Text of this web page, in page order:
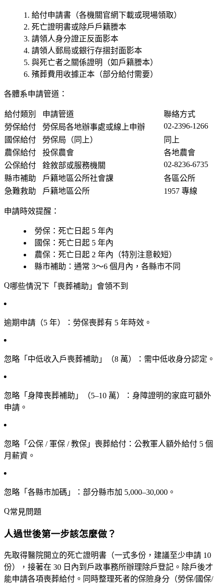
給付申請書（各機關官網下載或現場領取）
死亡證明書或除戶戶籍謄本
請領人身分證正反面影本
請領人郵局或銀行存摺封面影本
與死亡者之關係證明（如戶籍謄本）
殯葬費用收據正本（部分給付需要）
各體系申請管道：
給付類別 申請管道
聯絡方式
勞保給付
勞保局各地辦事處或線上申辦
02-2396-1266
國保給付
勞保局（同上）
同上
農保給付
投保農會
各地農會
公保給付
銓敘部或服務機關
02-8236-6735
縣市補助
戶籍地區公所社會課
各區公所
急難救助
戶籍地區公所 1957 專線
申請時效提醒：
勞保：死亡日起 5 年內
國保：死亡日起 5 年內
農保：死亡日起 2 年內 （特別注意較短）
縣市補助：通常 3～6 個月內 ，各縣市不同
哪些情況下「喪葬補助」會領不到
逾期申請（5 年） ：勞保喪葬有 5 年時效。
忽略「中低收入戶喪葬補助」（8 萬） ：需中低收身分認定。
忽略「身障喪葬補助」（5–10 萬）
：身障證明的家庭可額外
申請。
忽略「公保 / 軍保 / 教保」喪葬給付 ：公教軍人額外給付 5 個
月薪資。
忽略「各縣市加碼」 ：部分縣市加 5,000–30,000。
常見問題
人過世後第一步該怎麼做？
先取得醫院開立的死亡證明書 （一式多份，建議至少申請 10
份），接著在 30 日內到戶政事務所辦理除戶登記 。除戶後才
能申請各項喪葬給付。同時整理死者的保險身分（勞保/國保/